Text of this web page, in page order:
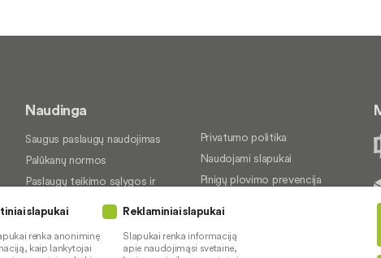
Naudinga
Saugus paslaugų naudojimas
Palūkanų normos
Paslaugų teikimo sąlygos ir
Kredito tarpininkai
Paslaugų sutrikimai
Privatumo politika
Naudojami slapukai
Pinigų plovimo prevencija
slapukai
renka anoniminę
kaip lankytojai
Reklaminiai slapukai
Slapukai renka informaciją
apie naudojimąsi svetaine,